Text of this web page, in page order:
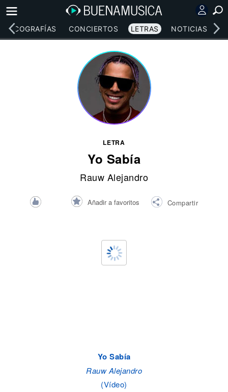
DISCOGRAFÍAS CONCIERTOS LETRAS NOTICIAS
LETRA
Yo Sabía
Rauw Alejandro
Añadir a favoritos Compartir
Yo Sabía
Rauw Alejandro
(Vídeo)